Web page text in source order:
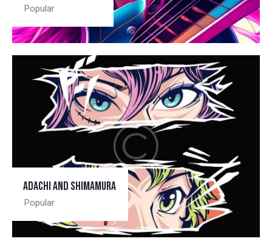
Popular
Adachi and Shimamura
Popular